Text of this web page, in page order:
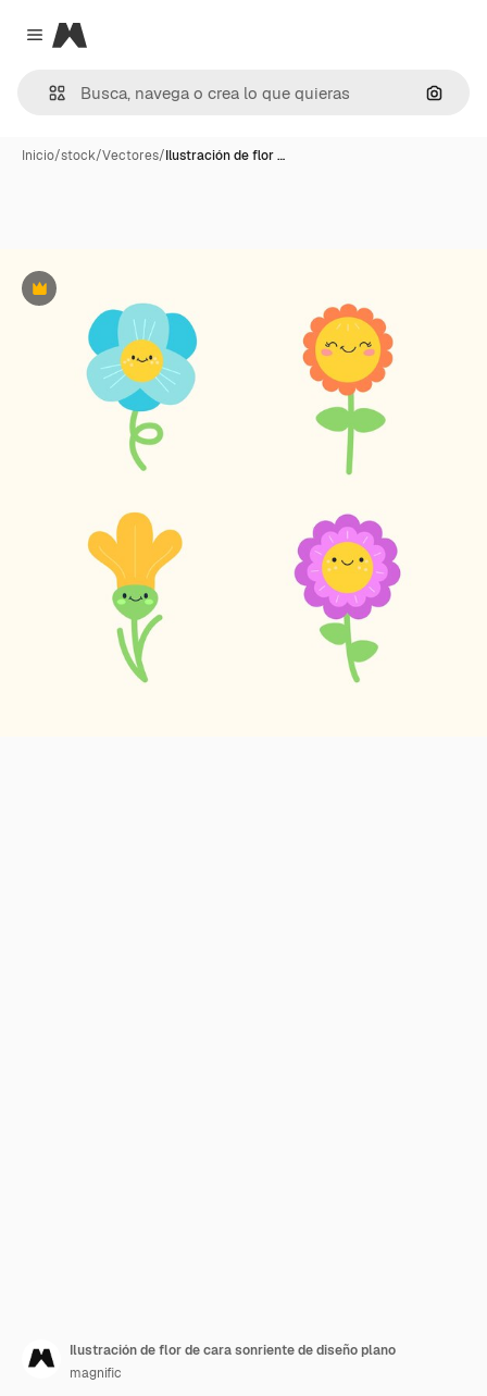
Close menu
Magnific
Inicio/stock/Vectores/Ilustración de flor …
Premium
Ilustración de flor de cara sonriente de diseño plano
magnific